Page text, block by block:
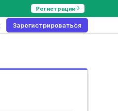
Регистрация
Зарегистрироваться